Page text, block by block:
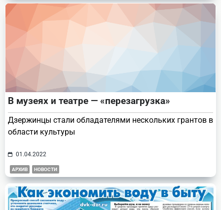
В музеях и театре — «перезагрузка»
Дзержинцы стали обладателями нескольких грантов в
области культуры
01.04.2022
АРХИВ НОВОСТИ